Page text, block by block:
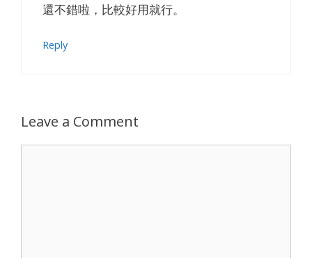
還不錯啦，比較好用就行。
Reply
Leave a Comment